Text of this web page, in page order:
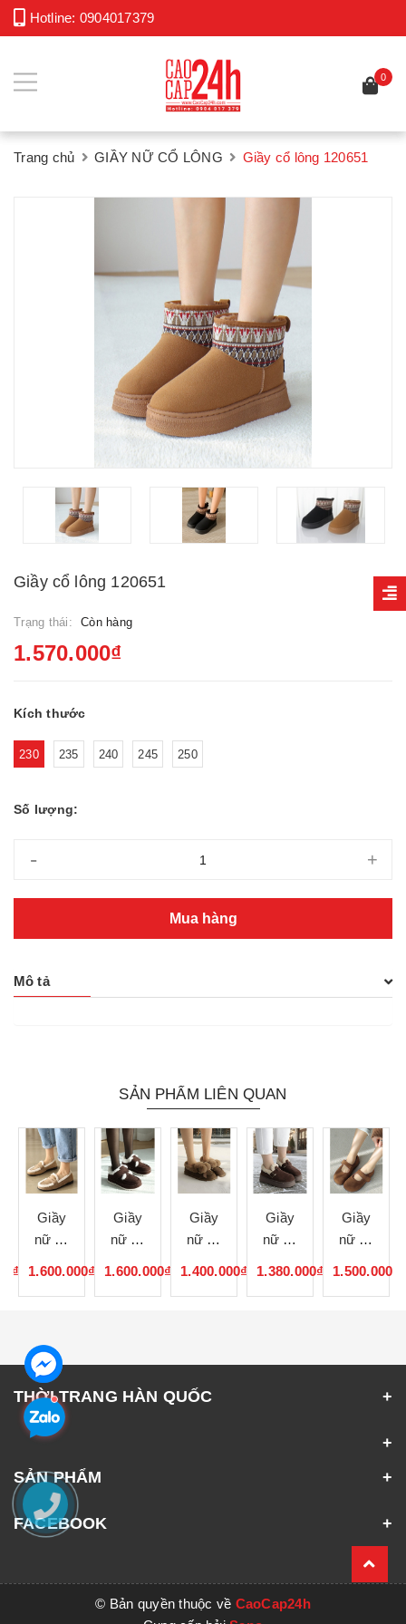
Hotline: 0904017379
0
Trang chủ GIẦY NỮ CỔ LÔNG Giầy cổ lông 120651
Giầy cổ lông 120651
Trạng thái: Còn hàng
1.570.000₫
Kích thước
230 235 240 245 250
Số lượng:
- +
Mua hàng
Mô tả
SẢN PHẨM LIÊN QUAN
Giầy
nữ cổ
1.600.000₫
Giầy
nữ cổ
1.600.000₫
Giầy
nữ cổ
1.400.000₫
Giầy
nữ cổ
1.380.000₫
Giầy
nữ cổ
1.500.000₫
THỜI TRANG HÀN QUỐC
SẢN PHẨM
FACEBOOK
© Bản quyền thuộc về CaoCap24h